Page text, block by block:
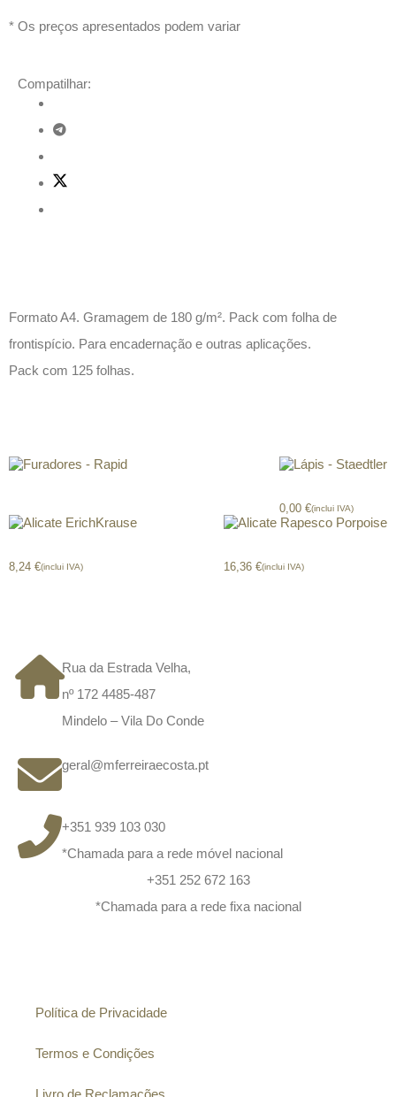
* Os preços apresentados podem variar
Compatilhar:
Formato A4. Gramagem de 180 g/m². Pack com folha de
frontispício. Para encadernação e outras aplicações.
Pack com 125 folhas.
0,00 €(inclui IVA)
8,24 €(inclui IVA) 16,36 €(inclui IVA)
Rua da Estrada Velha,
nº 172 4485-487
Mindelo – Vila Do Conde
geral@mferreiraecosta.pt
+351 939 103 030
*Chamada para a rede móvel nacional
+351 252 672 163
*Chamada para a rede fixa nacional
Política de Privacidade
Termos e Condições
Livro de Reclamações